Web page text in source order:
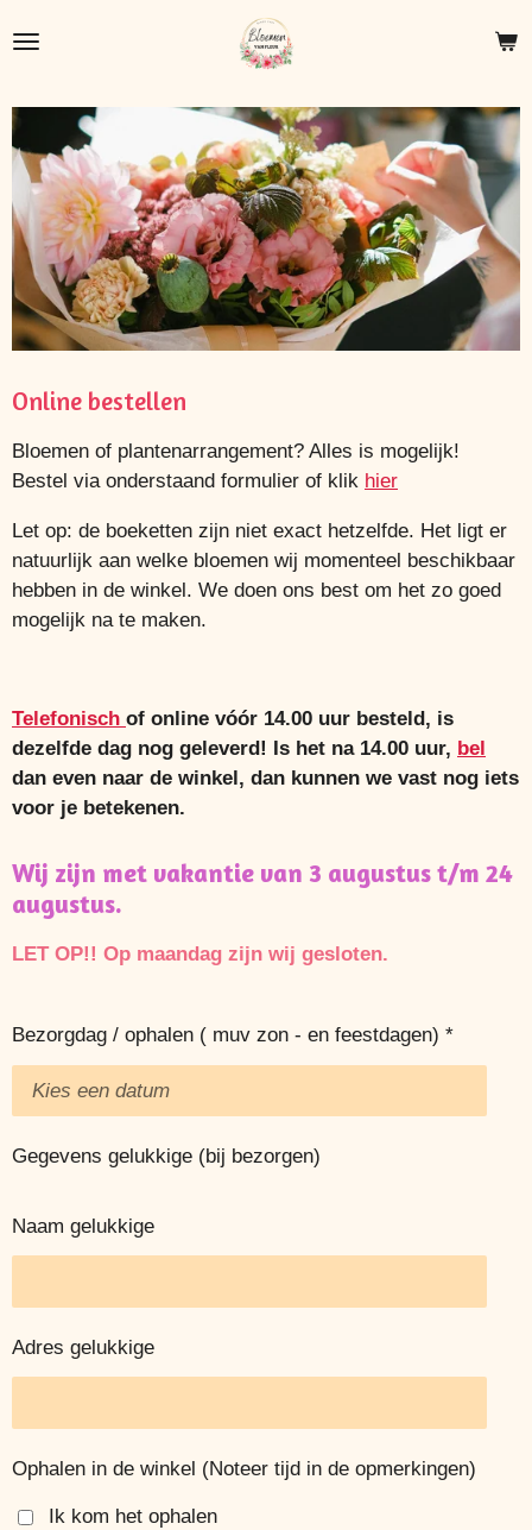
direct
de
hoofdinhoud
Online bestellen
Bloemen of plantenarrangement? Alles is mogelijk!
Bestel via onderstaand formulier of klik hier
Let op: de boeketten zijn niet exact hetzelfde. Het ligt er
natuurlijk aan welke bloemen wij momenteel beschikbaar
hebben in de winkel. We doen ons best om het zo goed
mogelijk na te maken.
Telefonisch of online vóór 14.00 uur besteld, is
dezelfde dag nog geleverd! Is het na 14.00 uur, bel
dan even naar de winkel, dan kunnen we vast nog iets
voor je betekenen.
Wij zijn met vakantie van 3 augustus t/m 24
augustus.
LET OP!! Op maandag zijn wij gesloten.
Bezorgdag / ophalen ( muv zon - en feestdagen) *
Gegevens gelukkige (bij bezorgen)
Naam gelukkige
Adres gelukkige
Ophalen in de winkel (Noteer tijd in de opmerkingen)
Ik kom het ophalen